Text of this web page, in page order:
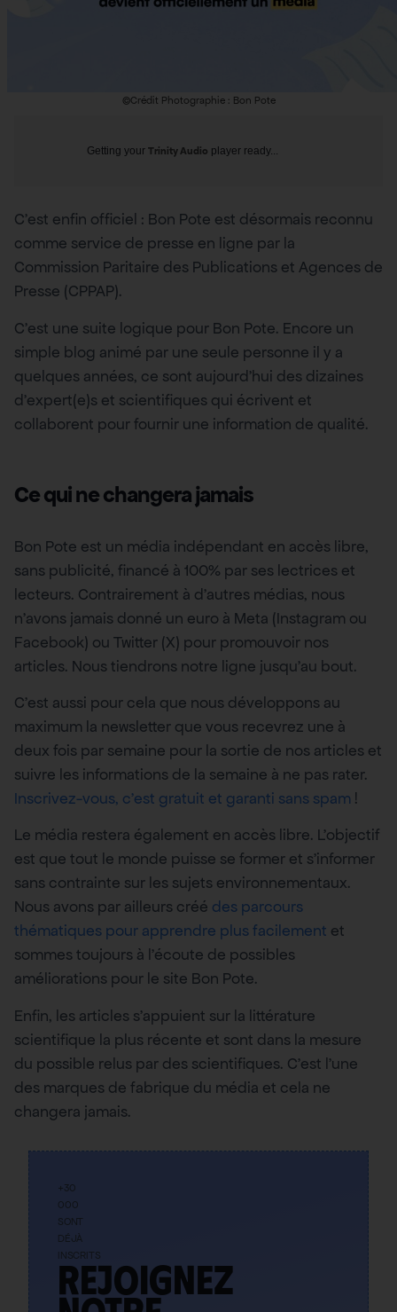
©Crédit Photographie : Bon Pote
Getting your Trinity Audio player ready...
C’est enfin officiel : Bon Pote est désormais reconnu
comme service de presse en ligne par la
Commission Paritaire des Publications et Agences de
Presse (CPPAP).
C’est une suite logique pour Bon Pote. Encore un
simple blog animé par une seule personne il y a
quelques années, ce sont aujourd’hui des dizaines
d’expert(e)s et scientifiques qui écrivent et
collaborent pour fournir une information de qualité.
Ce qui ne changera jamais
Bon Pote est un média indépendant en accès libre,
sans publicité, financé à 100% par ses lectrices et
lecteurs. Contrairement à d’autres médias, nous
n’avons jamais donné un euro à Meta (Instagram ou
Facebook) ou Twitter (X) pour promouvoir nos
articles. Nous tiendrons notre ligne jusqu’au bout.
C’est aussi pour cela que nous développons au
maximum la newsletter que vous recevrez une à
deux fois par semaine pour la sortie de nos articles et
suivre les informations de la semaine à ne pas rater.
Inscrivez-vous, c’est gratuit et garanti sans spam !
Le média restera également en accès libre. L’objectif
est que tout le monde puisse se former et s’informer
sans contrainte sur les sujets environnementaux.
Nous avons par ailleurs créé des parcours
thématiques pour apprendre plus facilement et
sommes toujours à l’écoute de possibles
améliorations pour le site Bon Pote.
Enfin, les articles s’appuient sur la littérature
scientifique la plus récente et sont dans la mesure
du possible relus par des scientifiques. C’est l’une
des marques de fabrique du média et cela ne
changera jamais.
+30
000
SONT
DÉJÀ
INSCRITS
Rejoignez